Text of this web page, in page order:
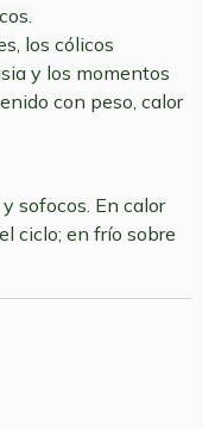
los cólicos
y los momentos
con peso, calor
sofocos. En calor
ciclo; en frío sobre